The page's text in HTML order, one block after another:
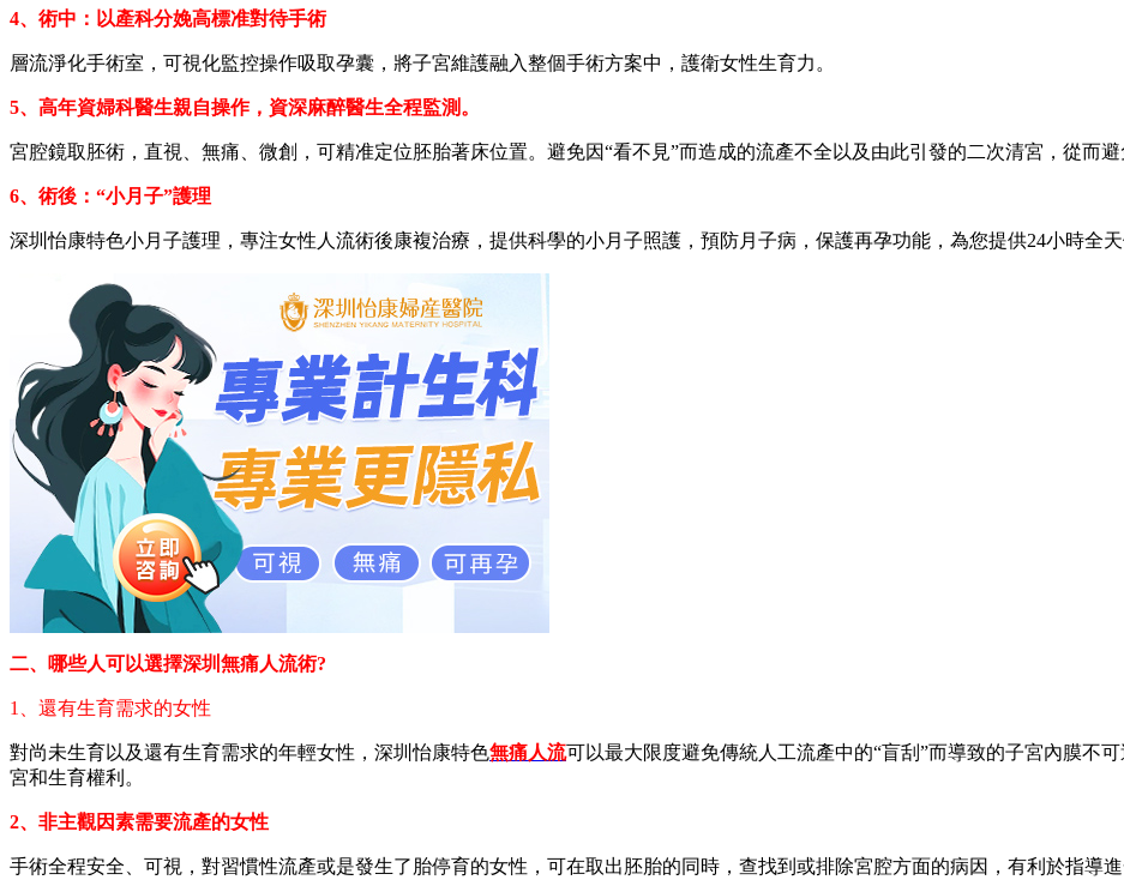
4、術中：以產科分娩高標准對待手術
層流淨化手術室，可視化監控操作吸取孕囊，將子宮維護融入整個手術方案中，護衛女性生育力。
5、高年資婦科醫生親自操作，資深麻醉醫生全程監測。
宮腔鏡取胚術，直視、無痛、微創，可精准定位胚胎著床位置。避免因“看不見”而造成的流產不全以及由此引發的二次清宮，從而避
6、術後：“小月子”護理
深圳怡康特色小月子護理，專注女性人流術後康複治療，提供科學的小月子照護，預防月子病，保護再孕功能，為您提供24小時全天
二、哪些人可以選擇深圳無痛人流術?
1、還有生育需求的女性
對尚未生育以及還有生育需求的年輕女性，深圳怡康特色無痛人流可以最大限度避免傳統人工流產中的“盲刮”而導致的子宮內膜不
宮和生育權利。
2、非主觀因素需要流產的女性
手術全程安全、可視，對習慣性流產或是發生了胎停育的女性，可在取出胚胎的同時，查找到或排除宮腔方面的病因，有利於指導進